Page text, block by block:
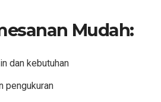
Mudah:
dan kebutuhan
pengukuran